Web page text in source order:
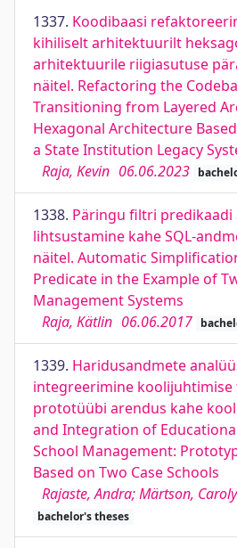
1337. Koodibaasi
kihiliselt arhitektuurilt
arhitektuurile riigiasutuse
näitel. Refactoring the
Transitioning from Layered
Hexagonal Architecture
a State Institution Legacy
Raja, Kevin 06.06.2023
1338. Päringu filtri
lihtsustamine kahe SQL-
näitel. Automatic
Predicate in the Example of
Management Systems
Raja, Kätlin 06.06.2017
1339. Haridusandmete
integreerimine koolijuhtimise
prototüübi arendus kahe
and Integration of
School Management:
Based on Two Case Schools
Rajaste, Andra; Märtson, Caroly
bachelor's theses